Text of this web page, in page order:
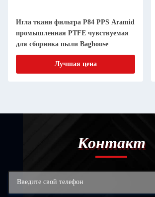
Игла ткани фильтра P84 PPS Aramid
промышленная PTFE чувствуемая
для сборника пыли Baghouse
Лучшая цена
Контакт